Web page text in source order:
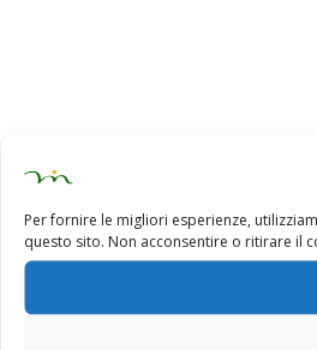
Per fornire le migliori esperienze,
questo sito. Non acconsentire o ritirare il